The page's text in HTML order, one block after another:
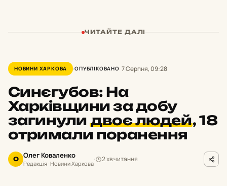
ЧИТАЙТЕ ДАЛІ
НОВИНИ ХАРКОВА ОПУБЛІКОВАНО 7 Серпня, 09:28
Синєгубов: На
Харківщини за добу
загинулидвоє людей,18
отримали поранення
О Олег Коваленко
Редакція · Новини Харкова
2 хв читання